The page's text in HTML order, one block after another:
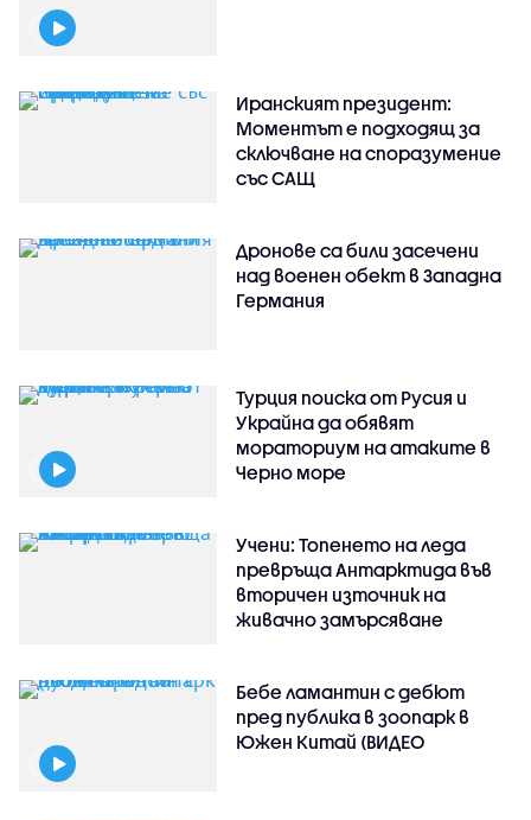
Иранският президент:
Моментът е подходящ за
сключване на споразумение
със САЩ
Дронове са били засечени
над военен обект в Западна
Германия
Турция поиска от Русия и
Украйна да обявят
мораториум на атаките в
Черно море
Учени: Топенето на леда
превръща Антарктида във
вторичен източник на
живачно замърсяване
Бебе ламантин с дебют
пред публика в зоопарк в
Южен Китай (ВИДЕО